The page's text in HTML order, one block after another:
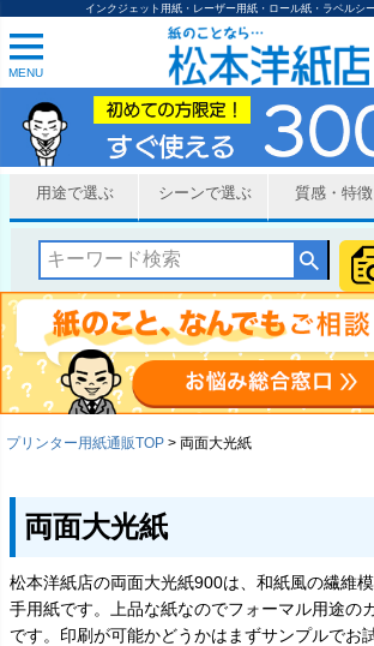
インクジェット用紙・レーザー用紙・ロール紙・ラベルシ
MENU
用途で選ぶ シーンで選ぶ 質感・特徴
プリンター用紙通販TOP 両面大光紙
両面大光紙
松本洋紙店の両面大光紙900は、和紙風の繊維
手用紙です。上品な紙なのでフォーマル用途の
です。印刷が可能かどうかはまずサンプルでお